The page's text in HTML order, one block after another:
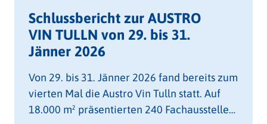
Schlussbericht zur AUSTRO
VIN TULLN von 29. bis 31.
Jänner 2026
Von 29. bis 31. Jänner 2026 fand bereits zum
vierten Mal die Austro Vin Tulln statt. Auf
18.000 m² präsentierten 240 Fachaussteller